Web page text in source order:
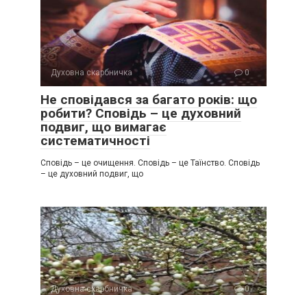
Духовна скарбничка 0
Не сповідався за багато років: що
робити? Сповідь – це духовний
подвиг, що вимагає
систематичності
Сповідь – це очищення. Сповідь – це Таїнство. Сповідь
– це духовний подвиг, що
Духовна скарбничка 0